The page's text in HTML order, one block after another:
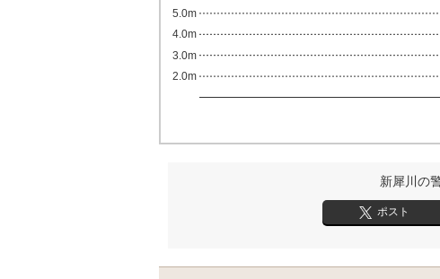
2.0m
3.0m
4.0m
5.0m
新犀川の
ポスト